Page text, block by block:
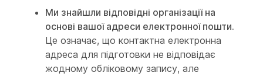
Ми знайшли відповідні організації на
основі вашої адреси електронної пошти.
Це означає, що контактна електронна
адреса для підготовки не відповідає
жодному обліковому запису, але